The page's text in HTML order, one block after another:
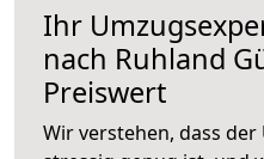
Ihr
nach Ruhland
Preiswert
Wir verstehen, dass